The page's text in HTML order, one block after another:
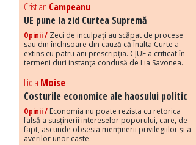
Cristian Campeanu
UE pune la zid Curtea Supremă
Opinii / Zeci de inculpați au scăpat de procese
sau din închisoare din cauză că Înalta Curte a
extins cu patru ani prescripția. CJUE a criticat în
termeni duri instanța condusă de Lia Savonea.
Lidia Moise
Costurile economice ale haosului politic
Opinii / Economia nu poate rezista cu retorica
falsă a susținerii intereselor poporului, care, de
fapt, ascunde obsesia menținerii privilegiilor și a
averilor unor caste.